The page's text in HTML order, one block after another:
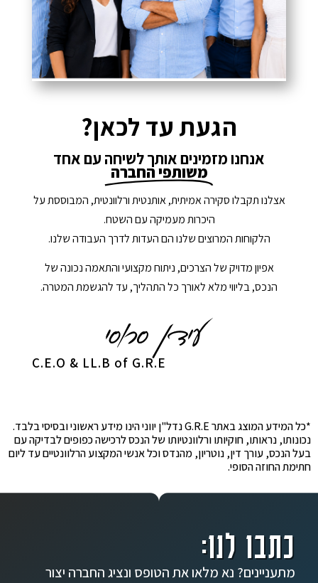
הגעת עד לכאן?
אנחנו מזמינים אותך לשיחה עם אחד
משותפי החברה
אצלנו תקבלו סקירה אמיתית, אותנטית ורלוונטית, המבוססת על
היכרות מעמיקה עם השטח.
הלקוחות המרוצים שלנו הם העדות לדרך העבודה שלנו.
אפיון מדויק של הצרכים, ניתוח מקצועי והתאמה נכונה של
הנכס, בליווי מלא לאורך כל התהליך, עד להגשמת המטרה.
C.E.O & LL.B of G.R.E
*כל המידע המוצג באתר G.R.E נדל"ן יווני הינו מידע ראשוני ובסיסי בלבד.
נכונותו, נראותו, חוקיותו ורלוונטיותו של הנכס לרכישה כפופים לבדיקה עם
בעל הנכס, עורך דין, נוטריון, מהנדס וכל אנשי המקצוע הרלוונטיים עד ליום
חתימת החוזה הסופי.
כתבו לנו:
מתעניינים? נא מלאו את הטופס ונציג החברה יצור